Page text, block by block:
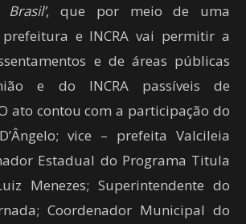
Brasil’, que por meio de uma
e INCRA vai permitir a
e de áreas públicas
e do INCRA passíveis de
ato contou com a participação do
vice – prefeita Valcileia
Estadual do Programa Titula
Menezes; Superintendente do
Coordenador Municipal do